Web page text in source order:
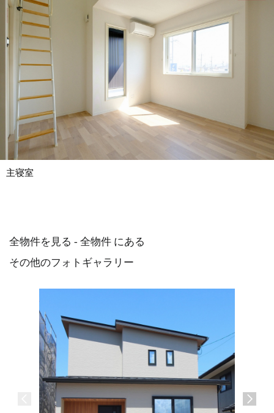
主寝室
全物件を見る - 全物件 にある
その他のフォトギャラリー